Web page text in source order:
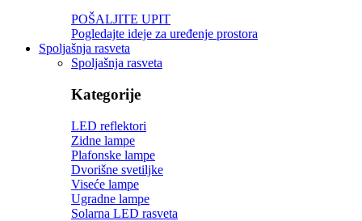
POŠALJITE UPIT
Pogledajte ideje za uređenje prostora
Spoljašnja rasveta
Spoljašnja rasveta
Kategorije
LED reflektori
Zidne lampe
Plafonske lampe
Dvorišne svetiljke
Viseće lampe
Ugradne lampe
Solarna LED rasveta